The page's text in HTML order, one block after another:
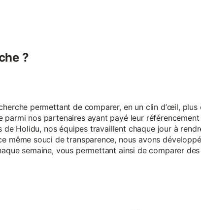
?
permettant de comparer, en un clin d’œil,
parmi nos partenaires ayant payé leur
de Holidu, nos équipes travaillent chaque jour à
même souci de transparence, nous avons
semaine, vous permettant ainsi de comparer